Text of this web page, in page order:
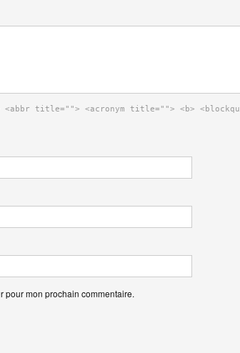
title=""> <acronym title=""> <b>
pour mon prochain commentaire.